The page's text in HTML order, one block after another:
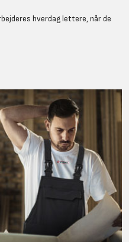
hverdag lettere, når de